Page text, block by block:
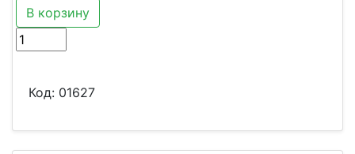
В корзину
Код: 01627